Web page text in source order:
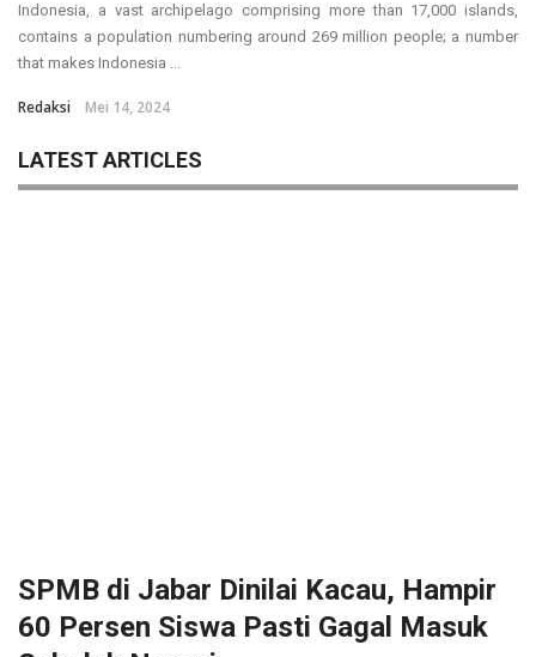
Indonesia, a vast archipelago comprising more than 17,000 islands,
contains a population numbering around 269 million people; a number
that makes Indonesia ...
Redaksi Mei 14, 2024
LATEST ARTICLES
SPMB di Jabar Dinilai Kacau, Hampir
60 Persen Siswa Pasti Gagal Masuk